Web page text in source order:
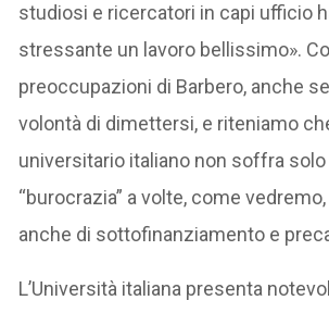
studiosi e ricercatori in capi ufficio
stressante un lavoro bellissimo».
preoccupazioni di Barbero, anche
volontà di dimettersi, e riteniamo
universitario italiano non soffra solo
“burocrazia” a volte, come
anche di sottofinanziamento e
L’Università italiana presenta